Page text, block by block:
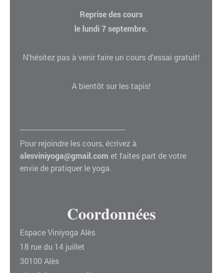
Reprise des cours
le lundi 7 septembre.
N'hésitez pas à venir faire un cours d'essai gratuit!
A bientôt sur les tapis!
-----------------------------------------------------
Pour rejoindre les cours, écrivez à
alesviniyoga@gmail.com et faites part de votre
envie de pratiquer le yoga.
Coordonnées
Espace Viniyoga Alès
18 rue du 14 juillet
30100 Alès